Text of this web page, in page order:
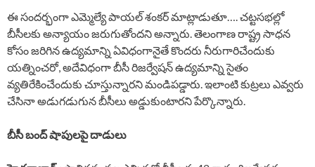
ఈ సందర్భంగా ఎమ్మెల్యే పాయల్ శంకర్ మాట్లాడుతూ…. చట్టసభల్లో
బీసీలకు అన్యాయం జరుగుతోందని అన్నారు. తెలంగాణ రాష్ట్ర సాధన
కోసం జరిగిన ఉద్యమాన్ని ఏవిధంగానైతే కొందరు నీరుగారిచేందుకు
యత్నించరో, అదేవిధంగా బీసీ రిజర్వేషన్ ఉద్యమాన్ని సైతం
వ్యతిరేకించేందుకు చూస్తున్నారని మండిపడ్డారు. ఇలాంటి కుట్రలు ఎవ్వరు
చేసినా అడుగడుగున బీసీలు అడ్డుకుంటారని పేర్కొన్నారు.
బీసీ బంద్‌ షాపులపై దాడులు